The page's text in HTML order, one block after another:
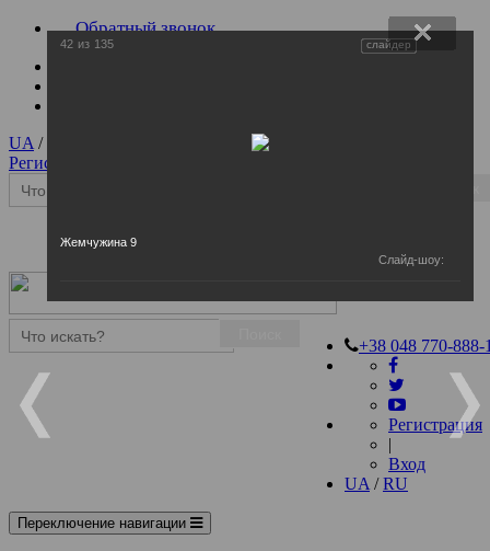
Обратный звонок
UA /
Регистрация
+38 048 770-888-
Регистрация
|
Вход
UA /RU
Переключение навигации
42 из 135 слайдер
Жемчужина 9
Слайд-шоу: